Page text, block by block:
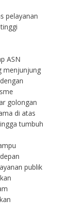
pelayanan
ASN
menjunjung
golongan
di atas
tumbuh
publik